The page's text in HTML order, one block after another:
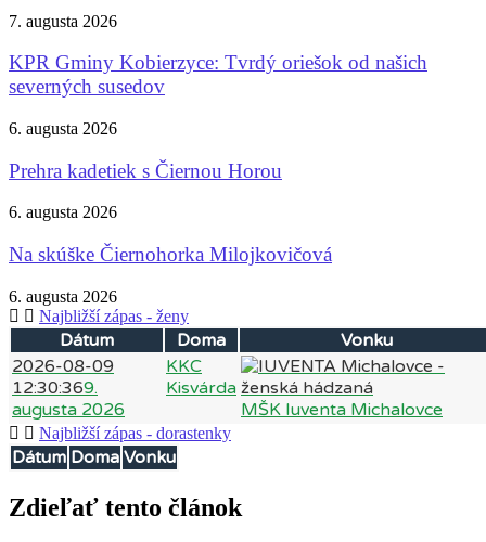
7. augusta 2026
KPR Gminy Kobierzyce: Tvrdý oriešok od našich
severných susedov
6. augusta 2026
Prehra kadetiek s Čiernou Horou
6. augusta 2026
Na skúške Čiernohorka Milojkovičová
6. augusta 2026
Najbližší zápas - ženy
Dátum Doma
Vonku
2026-08-09
12:30:369.
augusta 2026
KKC
Kisvárda
MŠK Iuventa Michalovce
Najbližší zápas - dorastenky
Dátum Doma Vonku
Zdieľať tento článok